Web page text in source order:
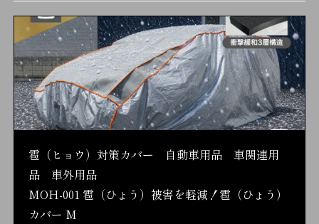
雹（ヒョウ）対策カバー 自動車用品 車関連用
品 車外用品
MOH-001 雹（ひょう）被害を軽減！雹（ひょう）
カバー M